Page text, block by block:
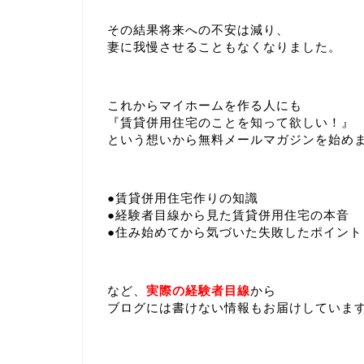
その結果将来への不安は減り、
妻に我慢させることもなくなりました。
これからマイホームを作る人にも
『賃貸併用住宅のことを知って欲しい！』
という想いから無料メールマガジンを始め
●賃貸併用住宅作りの知識
●経験者目線から見た賃貸併用住宅の本音
●住み始めてから気づいた失敗したポイント
など、 実際の経験者目線から
ブログには書けない情報もお届けしています